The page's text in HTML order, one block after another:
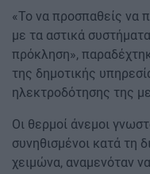
«Το να προσπαθείς να
με τα αστικά
πρόκληση»,
της δημοτικής
ηλεκτροδότησης της
Οι θερμοί άνεμοι
συνηθισμένοι κατά τη
χειμώνα, αναμενόταν